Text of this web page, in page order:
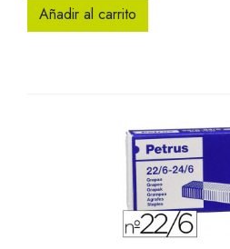
Añadir al carrito